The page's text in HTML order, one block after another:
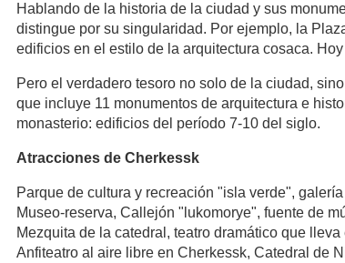
Hablando de la historia de la ciudad y sus
distingue por su singularidad. Por ejemplo, la
edificios en el estilo de la arquitectura cosaca.
Pero el verdadero tesoro no solo de la ciudad,
que incluye 11 monumentos de arquitectura e
monasterio: edificios del período 7-10 del siglo.
Atracciones de Cherkessk
Parque de cultura y recreación "isla verde",
Museo-reserva, Callejón "lukomorye", fuente de
Mezquita de la catedral, teatro dramático que
Anfiteatro al aire libre en Cherkessk, Catedral de